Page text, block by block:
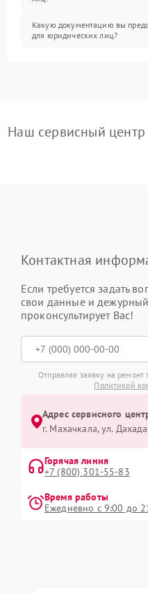
Какую документацию вы
для юридических лиц?
Наш сервисный
Контактная
Если требуется задать
свои данные и
проконсультирует Вас!
Отправляя заявку на ремонт
Политикой
Адрес сервисного
г. Махачкала, ул.
Горячая линия
+7 (800) 301-55-83
Время работы
Ежедневно с 9:00 до